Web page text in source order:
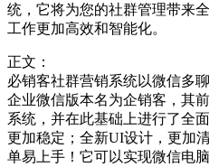
统，它将为您的社群管理带来
工作更加高效和智能化。
正文：
必销客社群营销系统以微信多
企业微信版本名为企销客，其
系统，并在此基础上进行了全
更加稳定；全新UI设计，更加
单易上手！它可以实现微信电